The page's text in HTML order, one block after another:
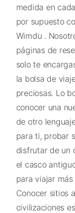
medida en
por supuesto
Wimdu .
páginas de
solo te
la bolsa de
preciosas. Lo
conocer una
de otro
para ti, probar
disfrutar de un
el casco
para viajar
Conocer sitios
civilizaciones